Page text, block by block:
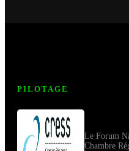
PILOTAGE
Le Forum
Chambre